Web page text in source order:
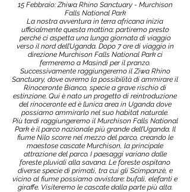
15 Febbraio: Zhiwa Rhino Sanctuary - Murchison
Falls National Park
La nostra avventura in terra africana inizia
ufficialmente questa mattina: partiremo presto
perché ci aspetta una lunga giornata di viaggio
verso il nord dell’Uganda. Dopo 7 ore di viaggio in
direzione Murchison Falls National Park ci
fermeremo a Masindi per il pranzo.
Successivamente raggiungeremo il Ziwa Rhino
Sanctuary, dove avremo la possibilità di ammirare il
Rinoceronte Bianco, specie a grave rischio di
estinzione. Qui è nato un progetto di reintroduzione
del rinoceronte ed è l’unica area in Uganda dove
possiamo ammirarlo nel suo habitat naturale.
Più tardi raggiungeremo il Murchison Falls National
Park è il parco nazionale più grande dell’Uganda. Il
fiume Nilo scorre nel mezzo del parco, creando le
maestose cascate Murchison, la principale
attrazione del parco. I paesaggi variano dalle
foreste pluviali alla savana. Le foreste ospitano
diverse specie di primati, tra cui gli Scimpanzè, e
vicino al fiume possiamo avvistare: bufali, elefanti e
giraffe. Visiteremo le cascate dalla parte più alta.